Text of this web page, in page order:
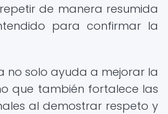
de manera resumida
para confirmar la
no solo ayuda a mejorar la
que también fortalece las
al demostrar respeto y